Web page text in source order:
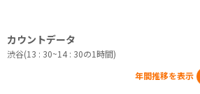
カウントデータ
渋谷(13 : 30~14 : 30の1時間)
年間推移を表示